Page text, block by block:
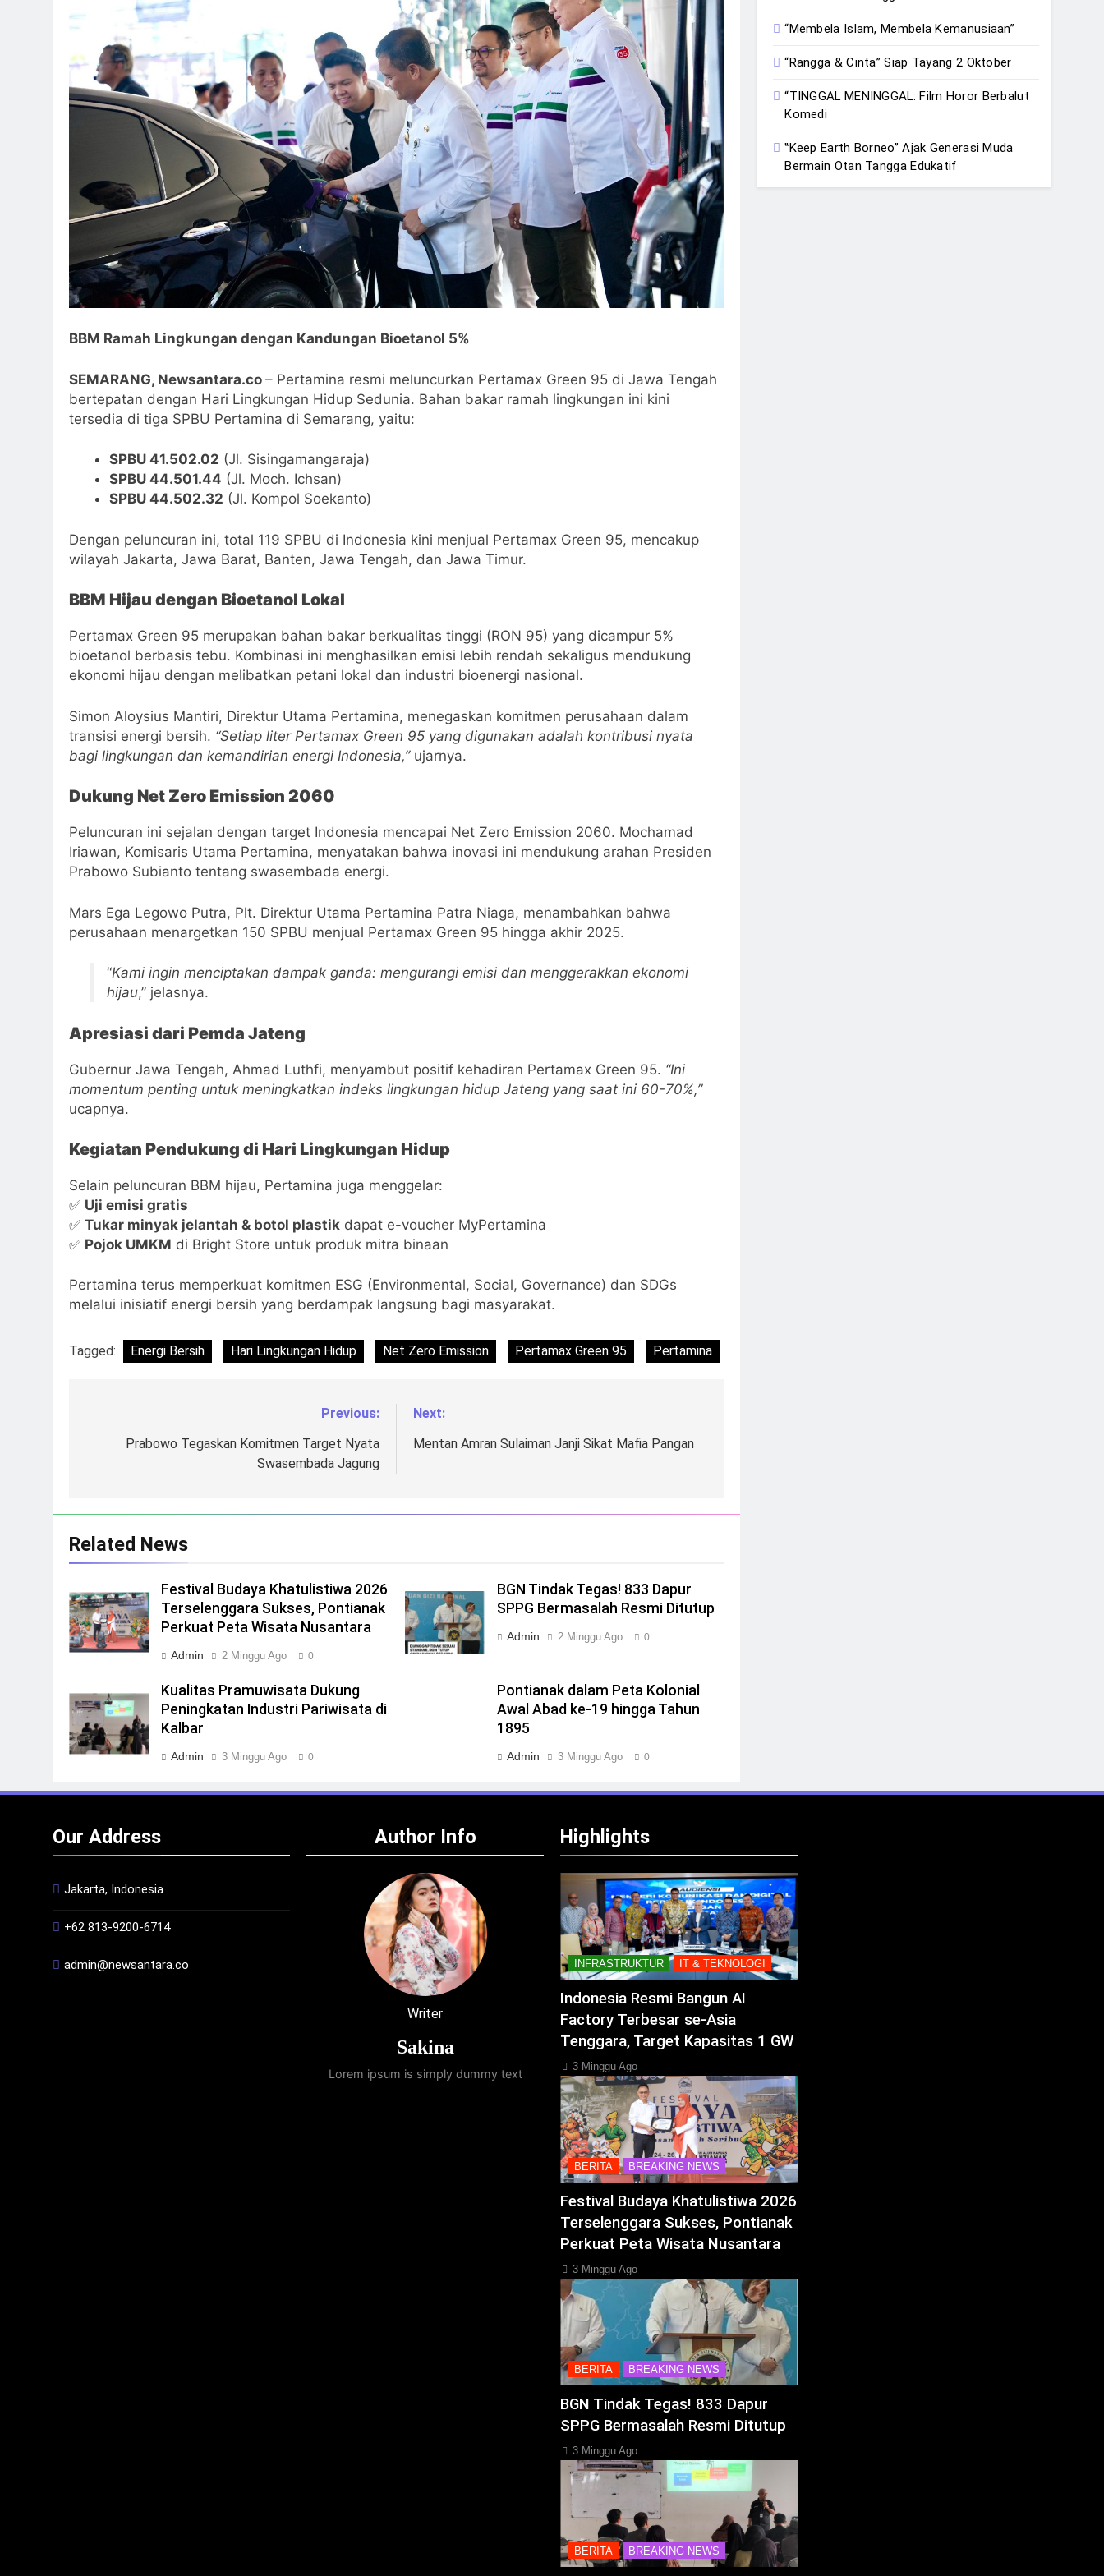
BBM Ramah Lingkungan dengan Kandungan Bioetanol 5%
SEMARANG, Newsantara.co – Pertamina resmi meluncurkan Pertamax Green 95 di Jawa Tengah
bertepatan dengan Hari Lingkungan Hidup Sedunia. Bahan bakar ramah lingkungan ini kini
tersedia di tiga SPBU Pertamina di Semarang, yaitu:
SPBU 41.502.02 (Jl. Sisingamangaraja)
SPBU 44.501.44 (Jl. Moch. Ichsan)
SPBU 44.502.32 (Jl. Kompol Soekanto)
Dengan peluncuran ini, total 119 SPBU di Indonesia kini menjual Pertamax Green 95, mencakup
wilayah Jakarta, Jawa Barat, Banten, Jawa Tengah, dan Jawa Timur.
BBM Hijau dengan Bioetanol Lokal
Pertamax Green 95 merupakan bahan bakar berkualitas tinggi (RON 95) yang dicampur 5%
bioetanol berbasis tebu. Kombinasi ini menghasilkan emisi lebih rendah sekaligus mendukung
ekonomi hijau dengan melibatkan petani lokal dan industri bioenergi nasional.
Simon Aloysius Mantiri, Direktur Utama Pertamina, menegaskan komitmen perusahaan dalam
transisi energi bersih. “Setiap liter Pertamax Green 95 yang digunakan adalah kontribusi nyata
bagi lingkungan dan kemandirian energi Indonesia,”ujarnya.
Dukung Net Zero Emission 2060
Peluncuran ini sejalan dengan target Indonesia mencapai Net Zero Emission 2060. Mochamad
Iriawan, Komisaris Utama Pertamina, menyatakan bahwa inovasi ini mendukung arahan Presiden
Prabowo Subianto tentang swasembada energi.
Mars Ega Legowo Putra, Plt. Direktur Utama Pertamina Patra Niaga, menambahkan bahwa
perusahaan menargetkan 150 SPBU menjual Pertamax Green 95 hingga akhir 2025.
“Kami ingin menciptakan dampak ganda: mengurangi emisi dan menggerakkan ekonomi
hijau,” jelasnya.
Apresiasi dari Pemda Jateng
Gubernur Jawa Tengah, Ahmad Luthfi, menyambut positif kehadiran Pertamax Green 95. “Ini
momentum penting untuk meningkatkan indeks lingkungan hidup Jateng yang saat ini 60-70%,”
ucapnya.
Kegiatan Pendukung di Hari Lingkungan Hidup
Selain peluncuran BBM hijau, Pertamina juga menggelar:
✅ Uji emisi gratis
✅ Tukar minyak jelantah & botol plastik dapat e-voucher MyPertamina
✅ Pojok UMKM di Bright Store untuk produk mitra binaan
Pertamina terus memperkuat komitmen ESG (Environmental, Social, Governance) dan SDGs
melalui inisiatif energi bersih yang berdampak langsung bagi masyarakat.
Tagged: Energi Bersih Hari Lingkungan Hidup Net Zero Emission Pertamax Green 95 Pertamina
Previous:
Prabowo Tegaskan Komitmen Target Nyata
Swasembada Jagung
Next:
Mentan Amran Sulaiman Janji Sikat Mafia Pangan
Related News
Festival Budaya Khatulistiwa 2026
Terselenggara Sukses, Pontianak
Perkuat Peta Wisata Nusantara
Admin 2 Minggu Ago 0
BGN Tindak Tegas! 833 Dapur
SPPG Bermasalah Resmi Ditutup
Admin 2 Minggu Ago 0
Kualitas Pramuwisata Dukung
Peningkatan Industri Pariwisata di
Kalbar
Admin 3 Minggu Ago 0
Pontianak dalam Peta Kolonial
Awal Abad ke-19 hingga Tahun
1895
Admin 3 Minggu Ago 0
“Membela Islam, Membela Kemanusiaan”
“Rangga & Cinta” Siap Tayang 2 Oktober
“TINGGAL MENINGGAL: Film Horor Berbalut
Komedi
‟Keep Earth Borneo” Ajak Generasi Muda
Bermain Otan Tangga Edukatif
Our Address
Jakarta, Indonesia
+62 813-9200-6714
admin@newsantara.co
Author Info
Writer
Sakina
Lorem ipsum is simply dummy text
Highlights
INFRASTRUKTUR IT & TEKNOLOGI
Indonesia Resmi Bangun AI
Factory Terbesar se-Asia
Tenggara, Target Kapasitas 1 GW
3 Minggu Ago
BERITA BREAKING NEWS
Festival Budaya Khatulistiwa 2026
Terselenggara Sukses, Pontianak
Perkuat Peta Wisata Nusantara
3 Minggu Ago
BERITA BREAKING NEWS
BGN Tindak Tegas! 833 Dapur
SPPG Bermasalah Resmi Ditutup
3 Minggu Ago
BERITA BREAKING NEWS